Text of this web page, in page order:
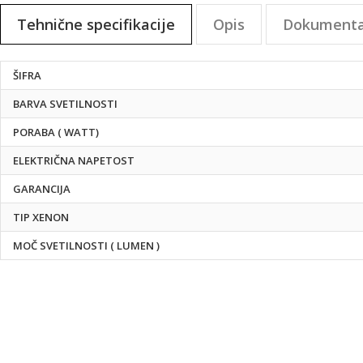
na
začetekTehnične specifikacije
Tehnične
specifikacije
ŠIFRA
BARVA SVETILNOSTI
PORABA ( WATT)
ELEKTRIČNA NAPETOST
GARANCIJA
TIP XENON
MOČ SVETILNOSTI ( LUMEN )
Opis